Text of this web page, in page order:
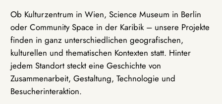
Ob Kulturzentrum in Wien, Science Museum in Berlin
oder Community Space in der Karibik – unsere Projekte
finden in ganz unterschiedlichen geografischen,
kulturellen und thematischen Kontexten statt. Hinter
jedem Standort steckt eine Geschichte von
Zusammenarbeit, Gestaltung, Technologie und
Besucherinteraktion.